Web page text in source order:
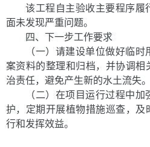
该工程自主验收主要程序履
面未发现严重问题。
四、下一步工作要求
（一） 请建设单位做好临时
案资料的整理和归档，并协调相
治责任，避免产生新的水土流失。
（二）在项目运行过程中
护，定期开展植物措施巡查，及
行和发挥效益。